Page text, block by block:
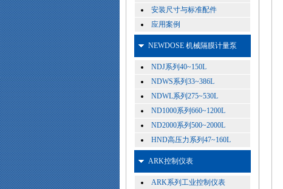
安装尺寸与标准配件
应用案例
NEWDOSE 机械隔膜计量泵
NDJ系列40~150L
NDWS系列33~386L
NDWL系列275~530L
ND1000系列660~1200L
ND2000系列500~2000L
HND高压力系列47~160L
ARK控制仪表
ARK系列工业控制仪表